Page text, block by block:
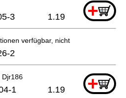
+
3 1.19
verfügbar, nicht bestellbar
2
Djr186 +
1 1.19